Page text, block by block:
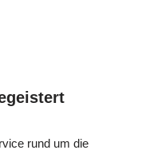
rund um die